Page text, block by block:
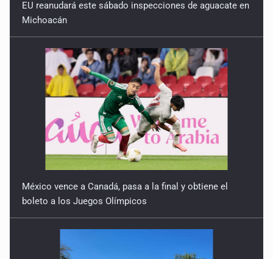
Michoacán
México vence a Canadá, pasa a la final y obtiene el
boleto a los Juegos Olímpicos